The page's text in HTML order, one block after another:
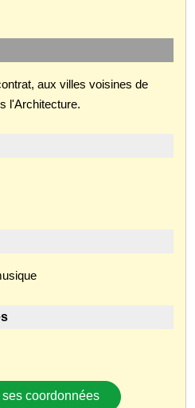
aux villes voisines de
l'Architecture.
coordonnées